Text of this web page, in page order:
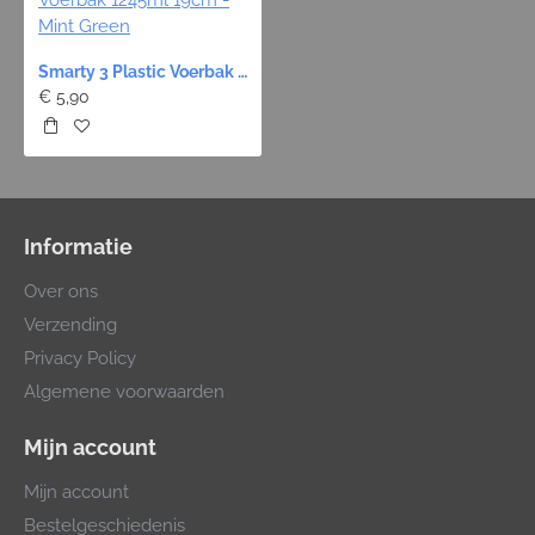
Smarty 3 Plastic Voerbak 1245ml 19cm - Mint Green
€ 5,90
Informatie
Over ons
Verzending
Privacy Policy
Algemene voorwaarden
Mijn account
Mijn account
Bestelgeschiedenis